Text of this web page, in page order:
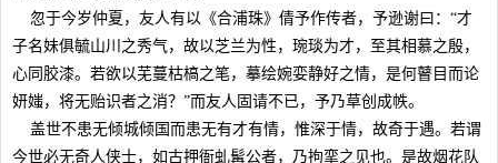
忽于今岁仲夏，友人有以《合浦珠》倩予作传者，予逊谢曰：“才
子名妹俱毓山川之秀气，故以芝兰为性，琬琰为才，至其相慕之殷，
心同胶漆。若欲以芜蔓枯槁之笔，摹绘婉娈静好之情，是何瞽目而论
妍媸，将无贻识者之消？”而友人固请不已，予乃草创成帙。
盖世不患无倾城倾国而患无有才有情，惟深于情，故奇于遇。若谓
今世必无奇人侠士，如古押衙虬髯公者，乃拘挛之见也。是故烟花队